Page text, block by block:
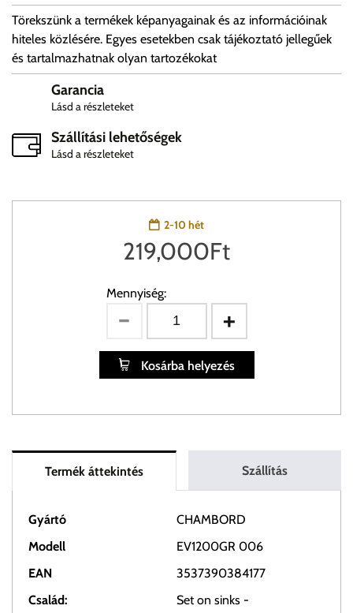
Törekszünk a termékek képanyagainak és az információinak
hiteles közlésére. Egyes esetekben csak tájékoztató jellegűek
és tartalmazhatnak olyan tartozékokat
Garancia
Lásd a részleteket
Szállítási lehetőségek
Lásd a részleteket
2-10 hét
219,000Ft
Mennyiség:
Kosárba helyezés
Termék áttekintés Szállítás
Gyártó
CHAMBORD
Modell
EV1200GR 006
EAN
3537390384177
Család:
Set on sinks -